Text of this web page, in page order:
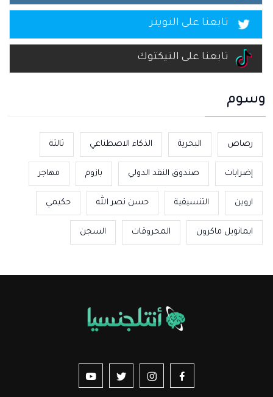
تابعنا على التويتر
تابعنا على التيكتوك
وسوم
رصاص البحرية الذكاء الاصطناعي ثالثة
إضرابات صندوق النقد الدولي بازوم مهاجر
اروين التنسيقية حسن نصر الله حكيمي
ايمانويل ماكرون المحروقات السجن
Suivez-nous sur Facebook
nous sur Instagram
nous sur Twitter